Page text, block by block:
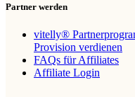
Partner werden
vitelly®
Provision verdienen
FAQs für Affiliates
Affiliate Login